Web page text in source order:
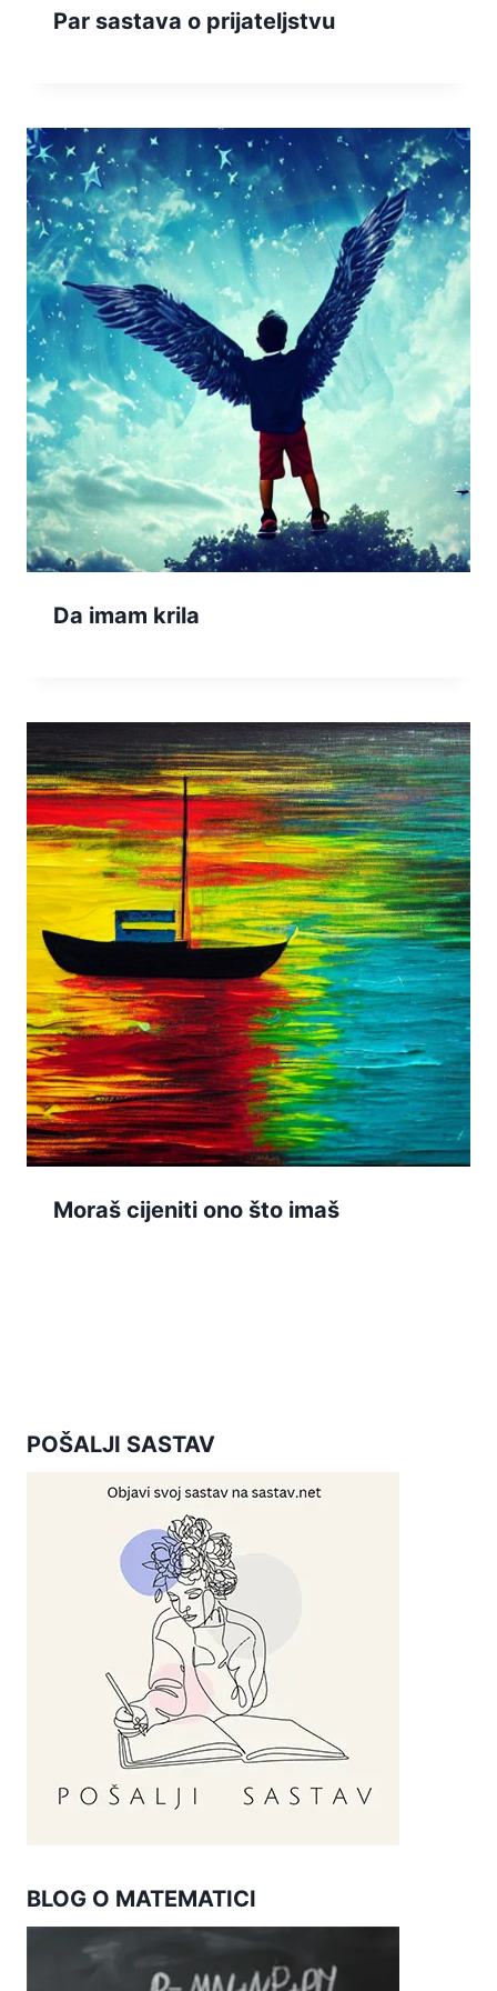
Par sastava o prijateljstvu
Da imam krila
Moraš cijeniti ono što imaš
POŠALJI SASTAV
BLOG O MATEMATICI